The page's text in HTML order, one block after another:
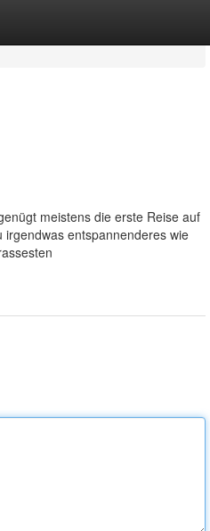
meistens die erste Reise auf
entspannenderes wie